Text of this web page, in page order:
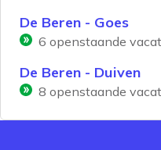
De Beren - Goes
6 openstaande
De Beren - Duiven
8 openstaande